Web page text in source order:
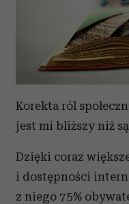
Korekta ról
jest mi bliższy niż
Dzięki coraz
i dostępności
z niego 75%